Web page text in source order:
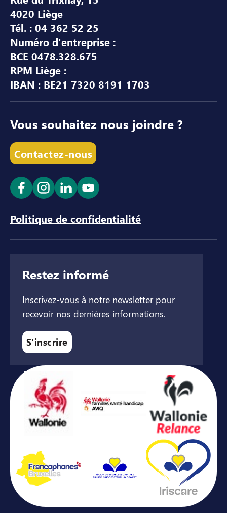
4020 Liège
Tél. : 04 362 52 25
Numéro d'entreprise :
BCE 0478.328.675
RPM Liège :
IBAN : BE21 7320 8191 1703
Vous souhaitez nous joindre ?
Contactez-nous
Ouvrir le lien dans un nouvel onglet
Ouvrir le lien dans un nouvel onglet
Ouvrir le lien dans un nouvel
Ouvrir le lien dans un
Politique de confidentialité
Restez informé
Inscrivez-vous à notre newsletter pour
recevoir nos dernières informations.
S'inscrire
Avec le soutien de ...